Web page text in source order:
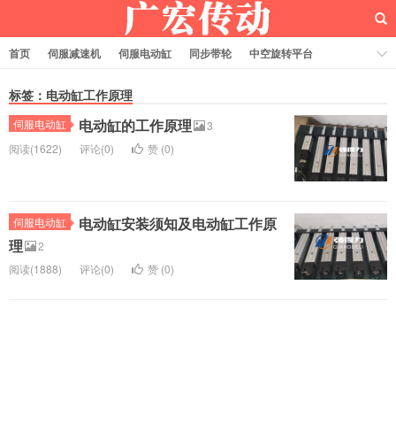
首页 伺服减速机 伺服电动缸 同步带轮
中空旋转平台
标签：电动缸工作原理
伺服电动缸 电动缸的工作原理
3
阅读(1622)
评论(0) 赞 (0)
伺服电动缸
电动缸安装须知及电动缸工作原
理
2
阅读(1888)
评论(0) 赞 (0)